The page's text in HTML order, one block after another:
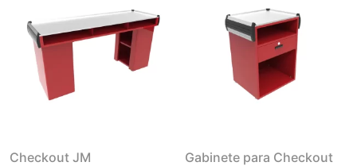
Checkout JM Gabinete para Checkout